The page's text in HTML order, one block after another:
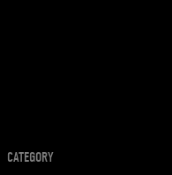
CATEGORY